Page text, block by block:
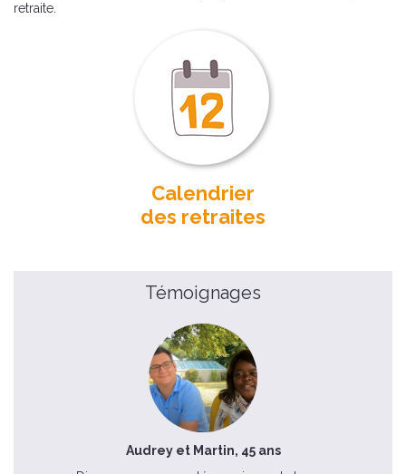
retraite.
Calendrier
des retraites
Témoignages
Audrey et Martin, 45 ans